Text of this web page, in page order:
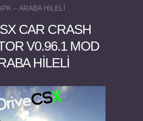
v1.25 FULL APK
– ARABA HİLELİ
CAR CRASH
V0.96.1 MOD
HİLELİ